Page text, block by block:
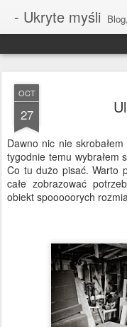
- Ukryte myśli
OCT
27
Dawno nic nie
tygodnie temu wybrałem
Co tu dużo pisać. Warto
całe zobrazować
obiekt spooooorych